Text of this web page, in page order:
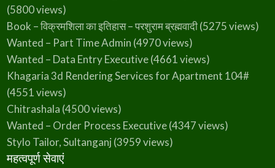
(5800 views)
Book – विक्रमशिला का इतिहास – परशुराम ब्रह्मवादी(5275 views)
Wanted – Part Time Admin (4970 views)
Wanted – Data Entry Executive(4661 views)
Khagaria 3d Rendering Services for Apartment 104#
(4551 views)
Chitrashala (4500 views)
Wanted – Order Process Executive(4347 views)
Stylo Tailor, Sultanganj (3959 views)
महत्वपूर्ण सेवाएं